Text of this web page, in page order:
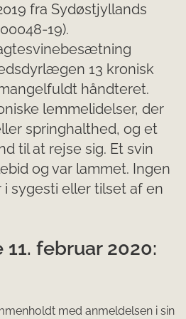
fra Sydøstjyllands
19).
13 kronisk
håndteret.
lemmelidelser, der
springhalthed, og et
til at rejse sig. Et svin
og var lammet. Ingen
i sygesti eller tilset af en
februar 2020:
med anmeldelsen i sin